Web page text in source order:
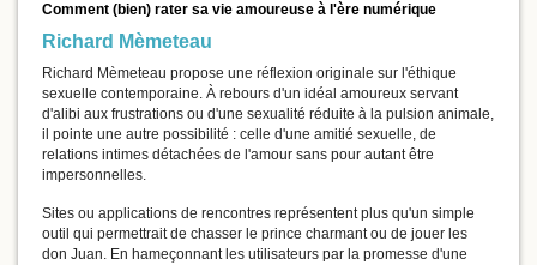
Comment (bien) rater sa vie amoureuse à l'ère numérique
Richard Mèmeteau
Richard Mèmeteau propose une réflexion originale sur l'éthique
sexuelle contemporaine. À rebours d'un idéal amoureux servant
d'alibi aux frustrations ou d'une sexualité réduite à la pulsion animale,
il pointe une autre possibilité : celle d'une amitié sexuelle, de
relations intimes détachées de l'amour sans pour autant être
impersonnelles.
Sites ou applications de rencontres représentent plus qu'un simple
outil qui permettrait de chasser le prince charmant ou de jouer les
don Juan. En hameçonnant les utilisateurs par la promesse d'une